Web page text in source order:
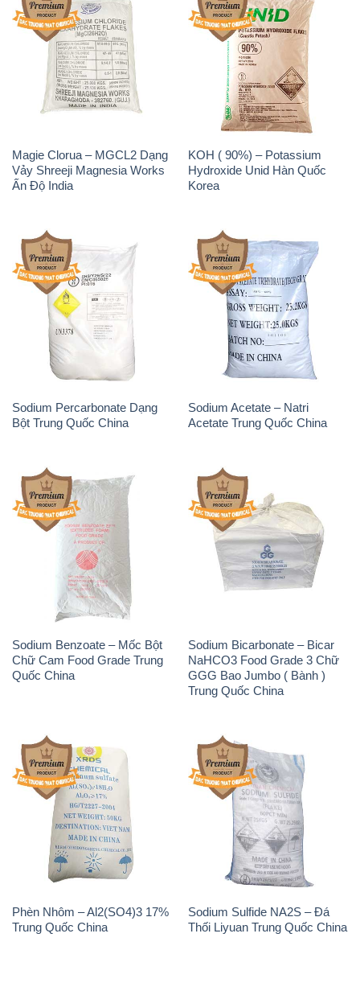
Magie Clorua – MGCL2 Dạng
Vảy Shreeji Magnesia Works
Ấn Độ India
KOH ( 90%) – Potassium
Hydroxide Unid Hàn Quốc
Korea
Sodium Percarbonate Dạng
Bột Trung Quốc China
Sodium Acetate – Natri
Acetate Trung Quốc China
Sodium Benzoate – Mốc Bột
Chữ Cam Food Grade Trung
Quốc China
Sodium Bicarbonate – Bicar
NaHCO3 Food Grade 3 Chữ
GGG Bao Jumbo ( Bành )
Trung Quốc China
Phèn Nhôm – Al2(SO4)3 17%
Trung Quốc China
Sodium Sulfide NA2S – Đá
Thối Liyuan Trung Quốc China